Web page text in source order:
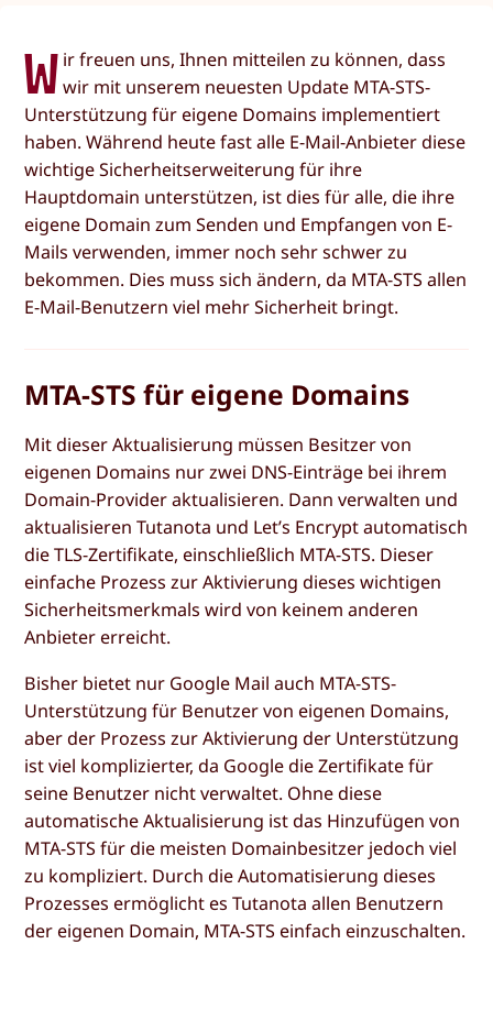
W ir freuen uns, Ihnen mitteilen zu können, dass
wir mit unserem neuesten Update MTA-STS-
Unterstützung für eigene Domains implementiert
haben. Während heute fast alle E-Mail-Anbieter diese
wichtige Sicherheitserweiterung für ihre
Hauptdomain unterstützen, ist dies für alle, die ihre
eigene Domain zum Senden und Empfangen von E-
Mails verwenden, immer noch sehr schwer zu
bekommen. Dies muss sich ändern, da MTA-STS allen
E-Mail-Benutzern viel mehr Sicherheit bringt.
MTA-STS für eigene Domains
Mit dieser Aktualisierung müssen Besitzer von
eigenen Domains nur zwei DNS-Einträge bei ihrem
Domain-Provider aktualisieren. Dann verwalten und
aktualisieren Tutanota und Let’s Encrypt automatisch
die TLS-Zertifikate, einschließlich MTA-STS. Dieser
einfache Prozess zur Aktivierung dieses wichtigen
Sicherheitsmerkmals wird von keinem anderen
Anbieter erreicht.
Bisher bietet nur Google Mail auch MTA-STS-
Unterstützung für Benutzer von eigenen Domains,
aber der Prozess zur Aktivierung der Unterstützung
ist viel komplizierter, da Google die Zertifikate für
seine Benutzer nicht verwaltet. Ohne diese
automatische Aktualisierung ist das Hinzufügen von
MTA-STS für die meisten Domainbesitzer jedoch viel
zu kompliziert. Durch die Automatisierung dieses
Prozesses ermöglicht es Tutanota allen Benutzern
der eigenen Domain, MTA-STS einfach einzuschalten.